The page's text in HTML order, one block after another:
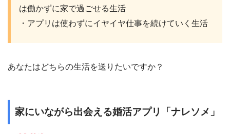
は働かずに家で過ごせる生活
・アプリは使わずにイヤイヤ仕事を続けていく生活
あなたはどちらの生活を送りたいですか？
家にいながら出会える婚活アプリ「ナレソメ」